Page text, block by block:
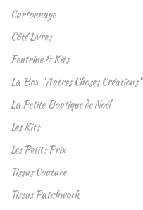
Cartonnage
Côté Livres
Feutrine & Kits
La Box "Autres Choses Créations"
La Petite Boutique de Noël
Les Kits
Les Petits Prix
Tissus Couture
Tissus Patchwork